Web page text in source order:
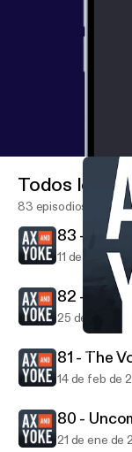
Ax &
Todos los
83 episodios
83 - Time
11 de mar de
82 - Snow
25 de feb de
81 - The
14 de feb de
80 -
21 de ene de